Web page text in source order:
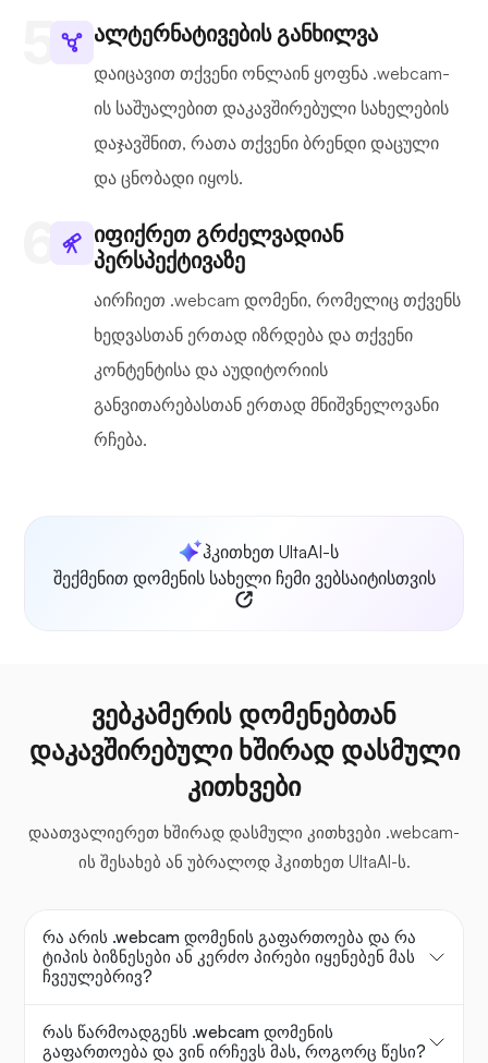
ალტერნატივების განხილვა
დაიცავით თქვენი ონლაინ ყოფნა .webcam-
ის საშუალებით დაკავშირებული სახელების
დაჯავშნით, რათა თქვენი ბრენდი დაცული
და ცნობადი იყოს.
იფიქრეთ გრძელვადიან
პერსპექტივაზე
აირჩიეთ .webcam დომენი, რომელიც თქვენს
ხედვასთან ერთად იზრდება და თქვენი
კონტენტისა და აუდიტორიის
განვითარებასთან ერთად მნიშვნელოვანი
რჩება.
ჰკითხეთ UltaAI-ს
შექმენით დომენის სახელი ჩემი ვებსაიტისთვის
ვებკამერის დომენებთან
დაკავშირებული ხშირად დასმული
კითხვები
დაათვალიერეთ ხშირად დასმული კითხვები .webcam-
ის შესახებ ან უბრალოდ ჰკითხეთ UltaAI-ს.
რა არის .webcam დომენის გაფართოება და რა
ტიპის ბიზნესები ან კერძო პირები იყენებენ მას
ჩვეულებრივ?
რას წარმოადგენს .webcam დომენის
გაფართოება და ვინ ირჩევს მას, როგორც წესი?